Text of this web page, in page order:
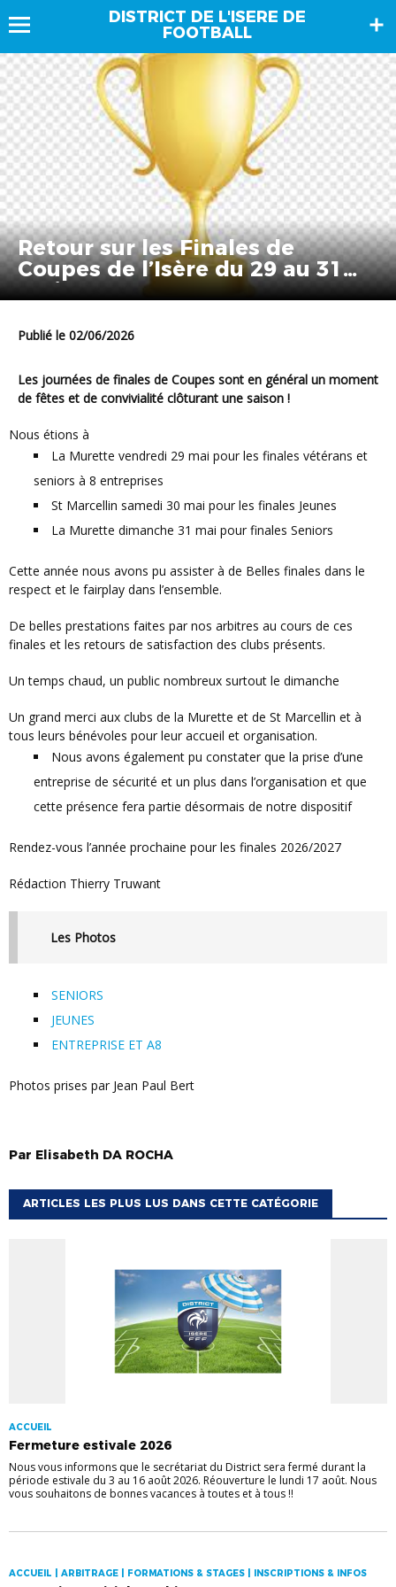
DISTRICT DE L'ISERE DE
FOOTBALL
Retour sur les Finales de
Coupes de l’Isère du 29 au 31
mai 2026
Publié le 02/06/2026
Les journées de finales de Coupes sont en général un moment
de fêtes et de convivialité clôturant une saison !
Nous étions à
La Murette vendredi 29 mai pour les finales vétérans et
seniors à 8 entreprises
St Marcellin samedi 30 mai pour les finales Jeunes
La Murette dimanche 31 mai pour finales Seniors
Cette année nous avons pu assister à de Belles finales dans le
respect et le fairplay dans l’ensemble.
De belles prestations faites par nos arbitres au cours de ces
finales et les retours de satisfaction des clubs présents.
Un temps chaud, un public nombreux surtout le dimanche
Un grand merci aux clubs de la Murette et de St Marcellin et à
tous leurs bénévoles pour leur accueil et organisation.
Nous avons également pu constater que la prise d’une
entreprise de sécurité et un plus dans l’organisation et que
cette présence fera partie désormais de notre dispositif
Rendez-vous l’année prochaine pour les finales 2026/2027
Rédaction Thierry Truwant
les Photos
SENIORS
JEUNES
ENTREPRISE ET A8
Photos prises par Jean Paul Bert
Par Elisabeth DA ROCHA
ARTICLES LES PLUS LUS DANS CETTE CATÉGORIE
ACCUEIL
Fermeture estivale 2026
Nous vous informons que le secrétariat du District sera fermé durant la
période estivale du 3 au 16 août 2026. Réouverture le lundi 17 août. Nous
vous souhaitons de bonnes vacances à toutes et à tous !!
ACCUEIL | ARBITRAGE | FORMATIONS & STAGES | INSCRIPTIONS & INFOS